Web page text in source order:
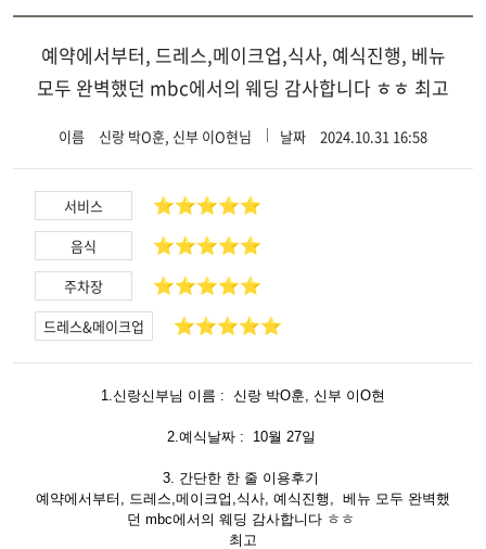
예약에서부터, 드레스,메이크업,식사, 예식진행, 베뉴
모두 완벽했던 mbc에서의 웨딩 감사합니다 ㅎㅎ 최고
이름 신랑 박O훈, 신부 이O현님 날짜 2024.10.31 16:58
서비스 ⭐️⭐️⭐️⭐️⭐️
음식 ⭐️⭐️⭐️⭐️⭐️
주차장 ⭐️⭐️⭐️⭐️⭐️
드레스&메이크업 ⭐️⭐️⭐️⭐️⭐️
1.신랑신부님 이름 : 신랑 박O훈, 신부 이O현
2.예식날짜 : 10월 27일
3. 간단한 한 줄 이용후기
예약에서부터, 드레스,메이크업,식사, 예식진행, 베뉴 모두 완벽했
던 mbc에서의 웨딩 감사합니다 ㅎㅎ
최고